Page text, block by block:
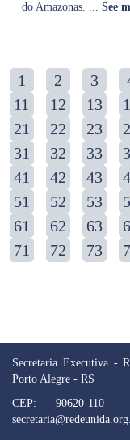
do Amazonas. ... See
1 2 3
11
12 13
21
22 23
31
32 33
41
42 43
51
52 53
61
62 63
71
72 73
Secretaria Executiva -
Porto Alegre - RS
CEP: 90620-